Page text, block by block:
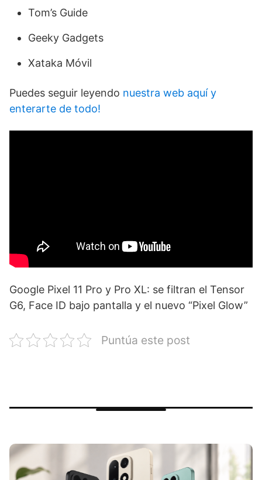
Tom’s Guide
Geeky Gadgets
Xataka Móvil
Puedes seguir leyendo nuestra web aquí y
enterarte de todo!
Google Pixel 11 Pro y Pro XL: se filtran el Tensor
G6, Face ID bajo pantalla y el nuevo “Pixel Glow”
Puntúa este post